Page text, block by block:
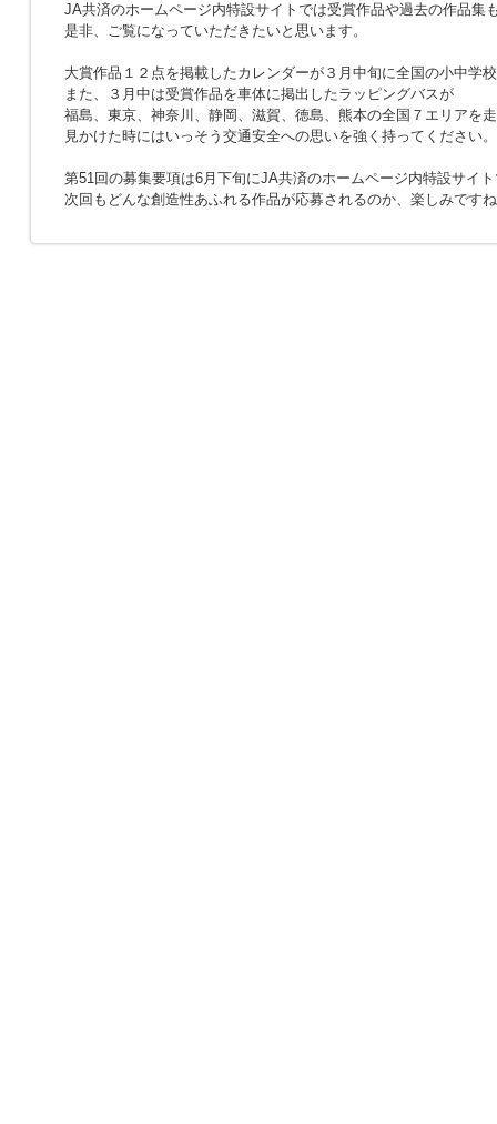
JA共済のホームページ内特設サイトでは受賞作品や過去の作品集
是非、ご覧になっていただきたいと思います。
大賞作品１２点を掲載したカレンダーが３月中旬に全国の小中学
また、３月中は受賞作品を車体に掲出したラッピングバスが
福島、東京、神奈川、静岡、滋賀、徳島、熊本の全国７エリアを
見かけた時にはいっそう交通安全への思いを強く持ってください。
第51回の募集要項は6月下旬にJA共済のホームページ内特設サイ
次回もどんな創造性あふれる作品が応募されるのか、楽しみです